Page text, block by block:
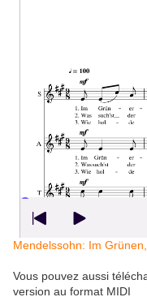
Mendelssohn: Im
Vous pouvez aussi
version au format MIDI